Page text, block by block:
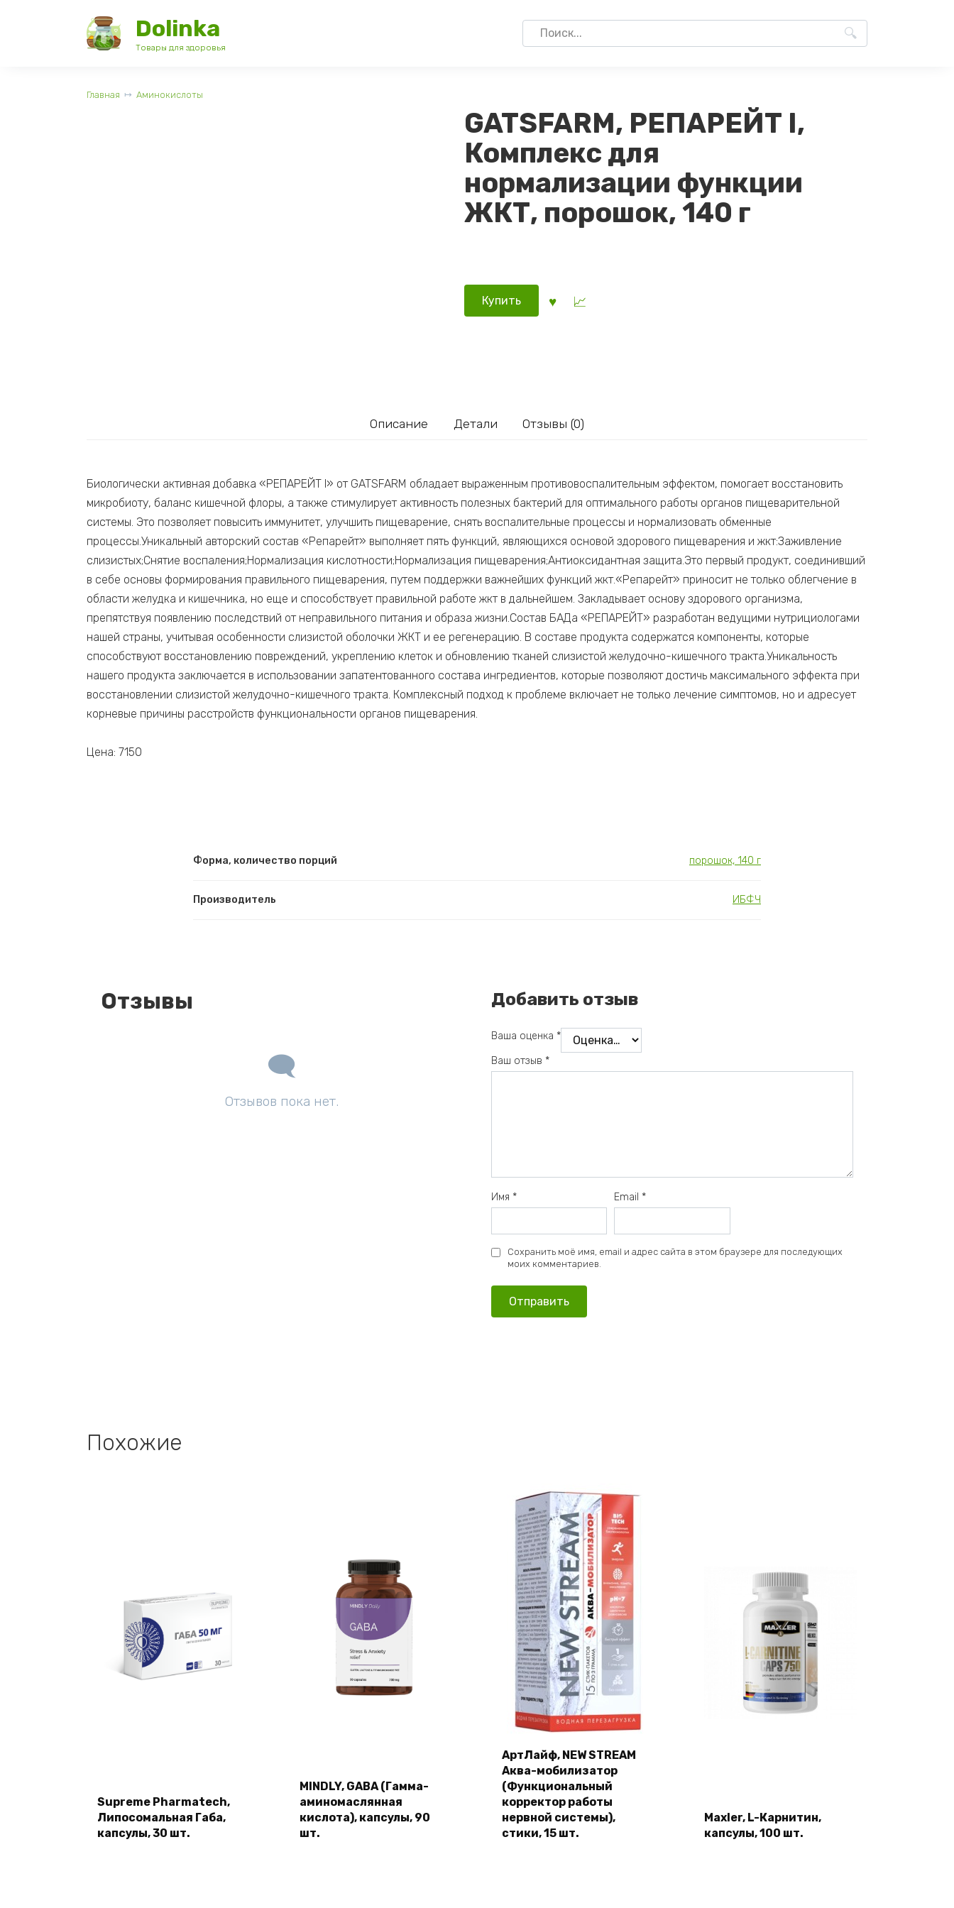
Dolinka
Товары для здоровья
Search
for:
Главная Аминокислоты
GATSFARM, РЕПАРЕЙТ I,
Комплекс для
нормализации функции
ЖКТ, порошок, 140 г
Купить
Описание Детали Отзывы (0)
Биологически активная добавка «РЕПАРЕЙТ I» от GATSFARM обладает выраженным противовоспалительным эффектом, помогает восстановить
микробиоту, баланс кишечной флоры, а также стимулирует активность полезных бактерий для оптимального работы органов пищеварительной
системы. Это позволяет повысить иммунитет, улучшить пищеварение, снять воспалительные процессы и нормализовать обменные
процессы.Уникальный авторский состав «Репарейт» выполняет пять функций, являющихся основой здорового пищеварения и жкт:Заживление
слизистых;Снятие воспаления;Нормализация кислотности;Нормализация пищеварения;Антиоксидантная защита.Это первый продукт, соединивший
в себе основы формирования правильного пищеварения, путем поддержки важнейших функций жкт.«Репарейт» приносит не только облегчение в
области желудка и кишечника, но еще и способствует правильной работе жкт в дальнейшем. Закладывает основу здорового организма,
препятствуя появлению последствий от неправильного питания и образа жизни.Состав БАДа «РЕПАРЕЙТ» разработан ведущими нутрициологами
нашей страны, учитывая особенности слизистой оболочки ЖКТ и ее регенерацию. В составе продукта содержатся компоненты, которые
способствуют восстановлению повреждений, укреплению клеток и обновлению тканей слизистой желудочно-кишечного тракта.Уникальность
нашего продукта заключается в использовании запатентованного состава ингредиентов, которые позволяют достичь максимального эффекта при
восстановлении слизистой желудочно-кишечного тракта. Комплексный подход к проблеме включает не только лечение симптомов, но и адресует
корневые причины расстройств функциональности органов пищеварения.
Цена: 7150
Форма, количество порций порошок, 140 г
Производитель ИБФЧ
Отзывы
Отзывов пока нет.
Добавить отзыв
Ваша оценка *
Ваш отзыв *
Имя * Email *
Сохранить моё имя, email и адрес сайта в этом браузере для последующих
моих комментариев.
Похожие
Supreme Pharmatech,
Липосомальная Габа,
капсулы, 30 шт.
MINDLY, GABA (Гамма-
аминомаслянная
кислота), капсулы, 90
шт.
АртЛайф, NEW STREAM
Аква-мобилизатор
(Функциональный
корректор работы
нервной системы),
стики, 15 шт.
Maxler, L-Карнитин,
капсулы, 100 шт.